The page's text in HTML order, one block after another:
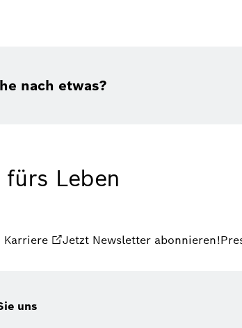
nach etwas?
fürs Leben
Karriere Jetzt Newsletter abonnieren!
uns